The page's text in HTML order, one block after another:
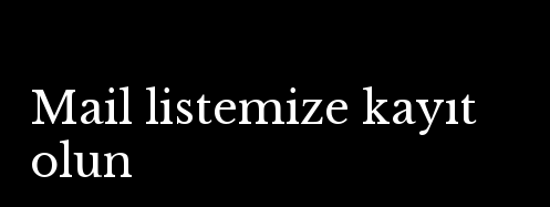
Mail listemize kayıt
olun